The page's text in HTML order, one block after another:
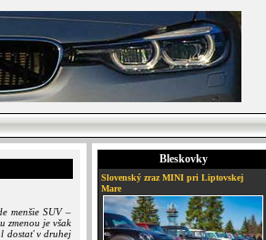
menšie SUV –
zmenou je však
dostať v druhej
Bleskovky
Slovenský zraz MINI pri Liptovskej
Mare